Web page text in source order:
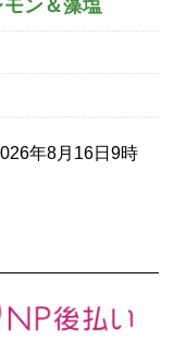
ン＆藻塩
年8月16日9時